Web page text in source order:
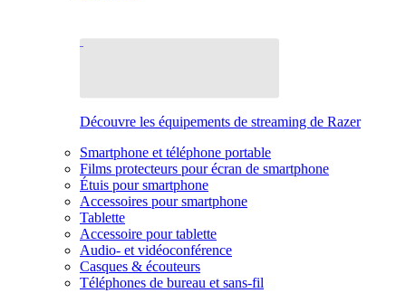
Découvre les équipements de streaming de Razer
Smartphone et téléphone portable
Films protecteurs pour écran de smartphone
Étuis pour smartphone
Accessoires pour smartphone
Tablette
Accessoire pour tablette
Audio- et vidéoconférence
Casques & écouteurs
Téléphones de bureau et sans-fil